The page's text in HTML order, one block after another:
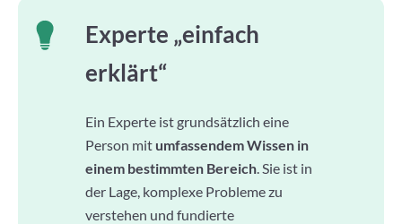
Experte „einfach
erklärt“
Ein Experte ist grundsätzlich eine
Person mit umfassendem Wissen in
einem bestimmten Bereich. Sie ist in
der Lage, komplexe Probleme zu
verstehen und fundierte